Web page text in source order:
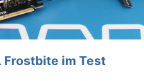
Frostbite im Test